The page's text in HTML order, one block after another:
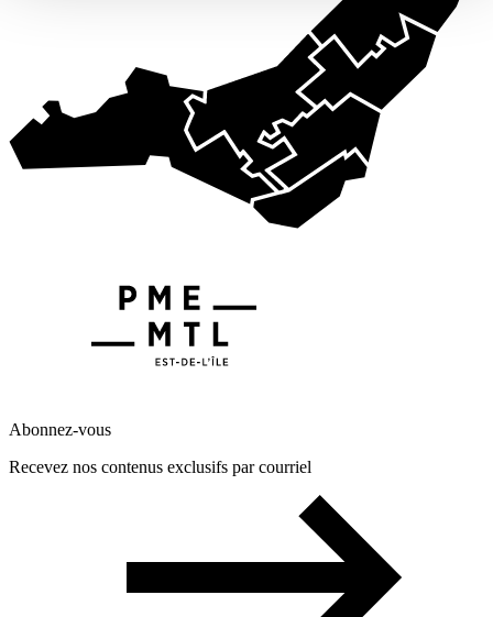
Abonnez-vous
Recevez nos contenus exclusifs par courriel